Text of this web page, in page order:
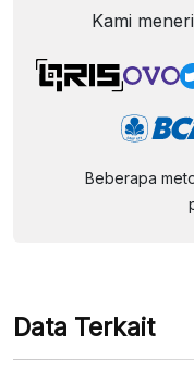
Kami
Beberapa
Data Terkait